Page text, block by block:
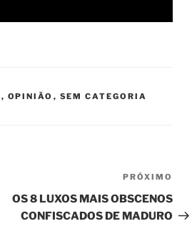
, OPINIÃO , SEM CATEGORIA
post
PRÓXIMO
OS 8 LUXOS MAIS OBSCENOS
CONFISCADOS DE MADURO